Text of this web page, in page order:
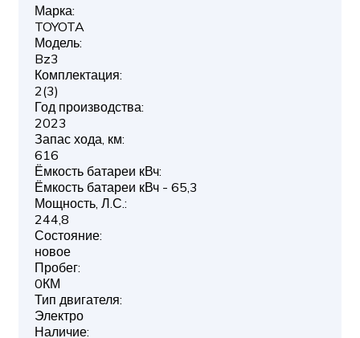
Марка:
TOYOTA
Модель:
Bz3
Комплектация:
2(3)
Год производства:
2023
Запас хода, км:
616
Ёмкость батареи кВч:
Ёмкость батареи кВч - 65,3
Мощность, Л.С.:
244,8
Состояние:
новое
Пробег:
0КМ
Тип двигателя:
Электро
Наличие: